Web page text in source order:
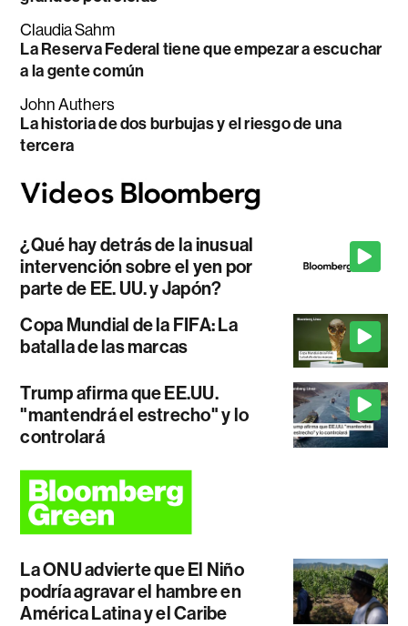
Claudia Sahm
La Reserva Federal tiene que empezar a escuchar
a la gente común
John Authers
La historia de dos burbujas y el riesgo de una
tercera
¿Qué hay detrás de la inusual
intervención sobre el yen por
parte de EE. UU. y Japón?
Copa Mundial de la FIFA: La
batalla de las marcas
Trump afirma que EE.UU.
"mantendrá el estrecho" y lo
controlará
La ONU advierte que El Niño
podría agravar el hambre en
América Latina y el Caribe